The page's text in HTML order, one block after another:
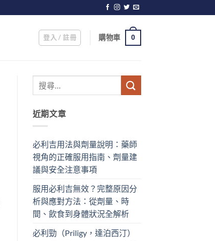
登入 / 註冊 購物車 0
近期文章
必利吉用法與劑量說明：藥師
視角的正確服用指南、劑量建
議與安全注意事項
服用必利吉無效？完整原因分
析與應對方法：從劑量、時
間、飲食到身體狀況全解析
必利勁（Priligy，達泊西汀）